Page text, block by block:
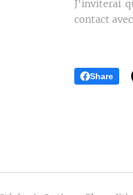
J'inviterai
contact
Share